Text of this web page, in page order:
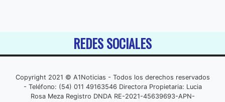
REDES SOCIALES
Copyright 2021 © A1Noticias - Todos los derechos reservados
- Teléfono: (54) 011 49163546 Directora Propietaria: Lucia
Rosa Meza Registro DNDA RE-2021-45639693-APN-